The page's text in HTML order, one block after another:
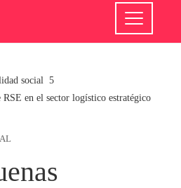
social
en el sector logístico estratégico